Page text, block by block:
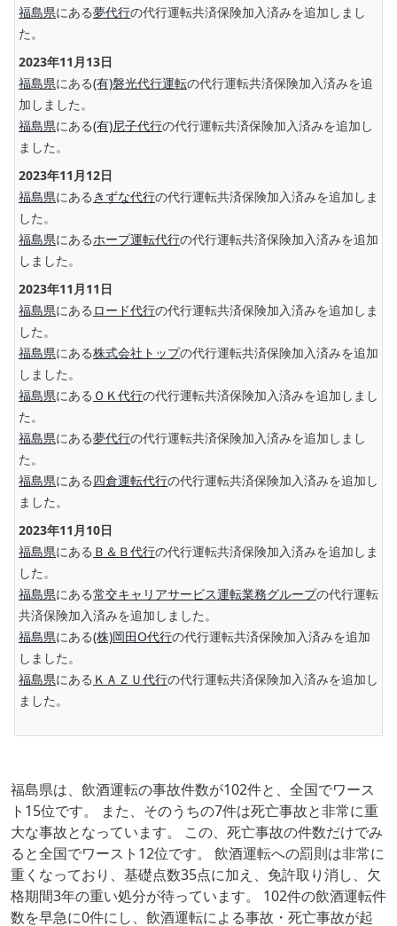
福島県にある夢代行の代行運転共済保険加入済みを追加しまし
た。
2023年11月13日
福島県にある(有)磐光代行運転の代行運転共済保険加入済みを追
加しました。
福島県にある(有)尼子代行の代行運転共済保険加入済みを追加し
ました。
2023年11月12日
福島県にある きずな代行の代行運転共済保険加入済みを追加しま
した。
福島県にあるホープ運転代行の代行運転共済保険加入済みを追加
しました。
2023年11月11日
福島県にある ロード代行の代行運転共済保険加入済みを追加しま
した。
福島県にある株式会社トップの代行運転共済保険加入済みを追加
しました。
福島県にある ＯＫ代行の代行運転共済保険加入済みを追加しまし
た。
福島県にある夢代行の代行運転共済保険加入済みを追加しまし
た。
福島県にある四倉運転代行の代行運転共済保険加入済みを追加し
ました。
2023年11月10日
福島県にある Ｂ＆Ｂ代行の代行運転共済保険加入済みを追加しま
した。
福島県にある常交キャリアサービス運転業務グループの代行運転
共済保険加入済みを追加しました。
福島県にある(株)岡田O代行の代行運転共済保険加入済みを追加
しました。
福島県にある ＫＡＺＵ代行の代行運転共済保険加入済みを追加し
ました。
福島県は、飲酒運転の事故件数が102件と、全国でワース
ト15位です。 また、そのうちの7件は死亡事故と非常に重
大な事故となっています。 この、死亡事故の件数だけでみ
ると全国でワースト12位です。 飲酒運転への罰則は非常に
重くなっており、基礎点数35点に加え、免許取り消し、欠
格期間3年の重い処分が待っています。 102件の飲酒運転件
数を早急に0件にし、飲酒運転による事故・死亡事故が起